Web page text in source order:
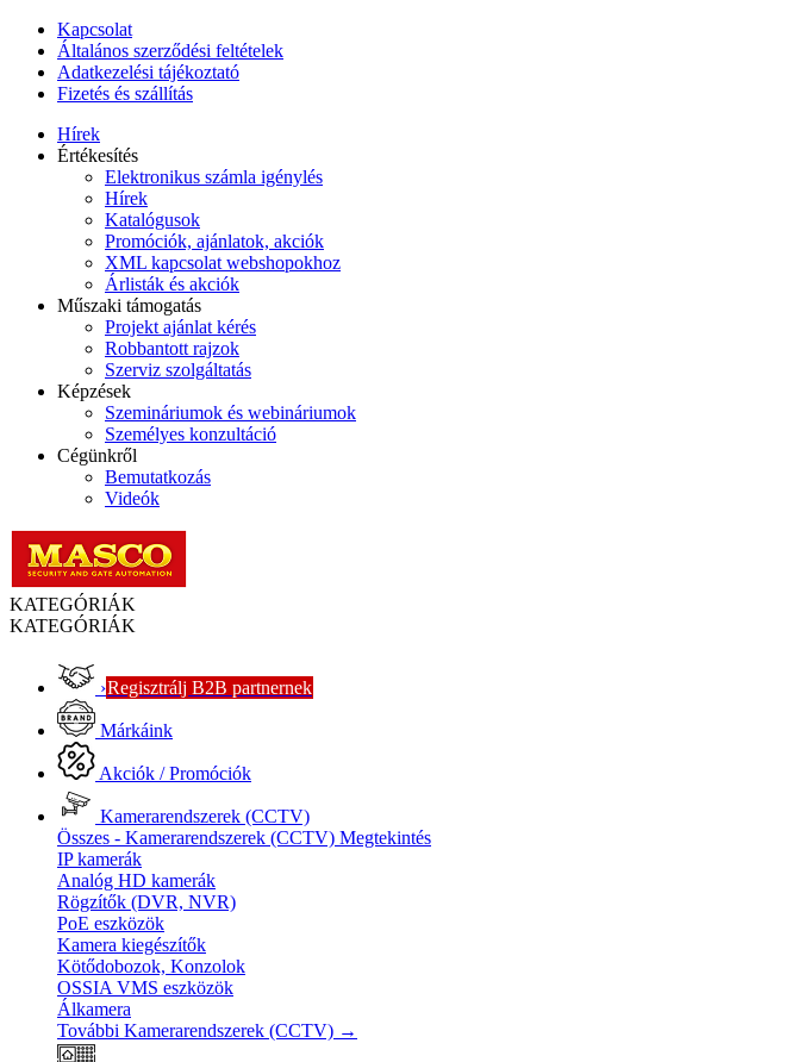
Kapcsolat
Általános szerződési feltételek
Adatkezelési tájékoztató
Fizetés és szállítás
Hírek
Értékesítés
Elektronikus számla igénylés
Hírek
Katalógusok
Promóciók, ajánlatok, akciók
XML kapcsolat webshopokhoz
Árlisták és akciók
Műszaki támogatás
Projekt ajánlat kérés
Robbantott rajzok
Szerviz szolgáltatás
Képzések
Szemináriumok és webináriumok
Személyes konzultáció
Cégünkről
Bemutatkozás
Videók
KATEGÓRIÁK
KATEGÓRIÁK
›Regisztrálj B2B partnernek
Márkáink
Akciók / Promóciók
Kamerarendszerek (CCTV)
Összes - Kamerarendszerek (CCTV) Megtekintés
IP kamerák
Analóg HD kamerák
Rögzítők (DVR, NVR)
PoE eszközök
Kamera kiegészítők
Kötődobozok, Konzolok
OSSIA VMS eszközök
Álkamera
További Kamerarendszerek (CCTV) →